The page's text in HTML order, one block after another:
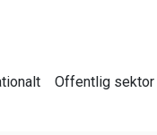
Offentlig sektor